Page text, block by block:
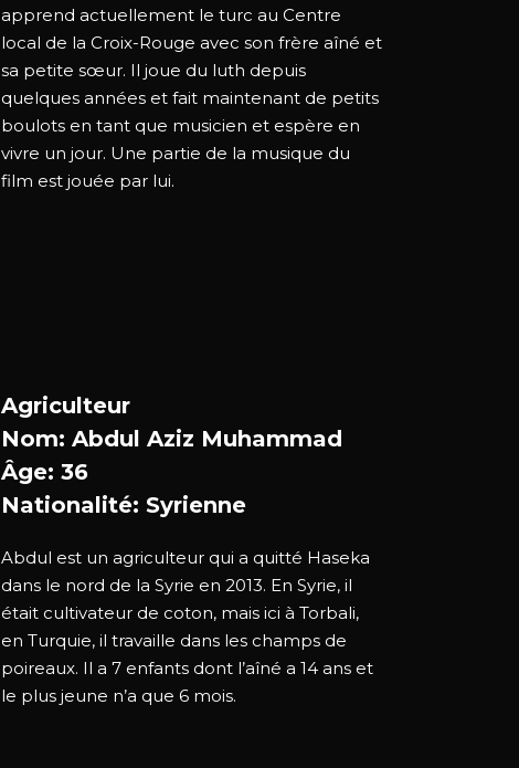
apprend actuellement le turc au Centre
local de la Croix-Rouge avec son frère aîné et
sa petite sœur. Il joue du luth depuis
quelques années et fait maintenant de petits
boulots en tant que musicien et espère en
vivre un jour. Une partie de la musique du
film est jouée par lui.
Agriculteur
Nom: Abdul Aziz Muhammad
Âge: 36
Nationalité: Syrienne
Abdul est un agriculteur qui a quitté Haseka
dans le nord de la Syrie en 2013. En Syrie, il
était cultivateur de coton, mais ici à Torbali,
en Turquie, il travaille dans les champs de
poireaux. Il a 7 enfants dont l’aîné a 14 ans et
le plus jeune n’a que 6 mois.